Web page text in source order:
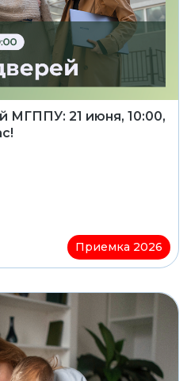
МГППУ: 21 июня, 10:00,
Приемка 2026